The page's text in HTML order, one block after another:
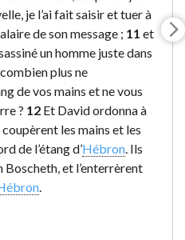
je l’ai fait saisir et tuer à
de son message ; 11 et
un homme juste dans
plus ne
de vos mains et ne vous
? 12 Et David ordonna à
les mains et les
de l’étang d’Hébron. Ils
Boscheth, et l’enterrèrent
.